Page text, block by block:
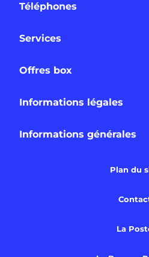
Téléphones
Services
Offres box
Informations légales
Informations générales
Plan du
La